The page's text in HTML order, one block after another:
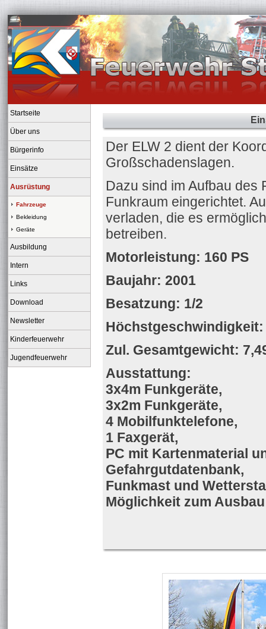
Startseite
Über uns
Bürgerinfo
Einsätze
Ausrüstung
Fahrzeuge
Bekleidung
Geräte
Ausbildung
Intern
Links
Download
Newsletter
Kinderfeuerwehr
Jugendfeuerwehr
Der ELW 2 dient der
Großschadenslagen.
Dazu sind im Aufbau des
Funkraum eingerichtet.
verladen, die es
betreiben.
Motorleistung: 160 PS
Baujahr: 2001
Besatzung: 1/2
Höchstgeschwindigkeit:
Zul. Gesamtgewicht:
Ausstattung:
3x4m Funkgeräte,
3x2m Funkgeräte,
4 Mobilfunktelefone,
1 Faxgerät,
PC mit Kartenmaterial
Gefahrgutdatenbank,
Funkmast und
Möglichkeit zum